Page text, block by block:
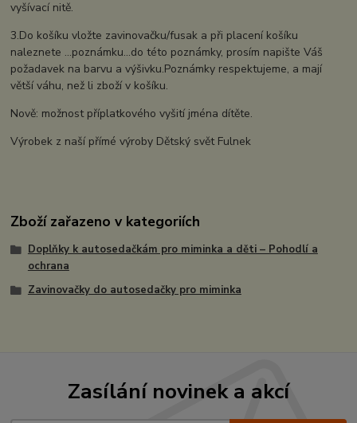
vyšívací nitě.
3.Do košíku vložte zavinovačku/fusak a při placení košíku
naleznete ...poznámku...do této poznámky, prosím napište Váš
požadavek na barvu a výšivku.Poznámky respektujeme, a mají
větší váhu, než li zboží v košíku.
Nově: možnost příplatkového vyšití jména dítěte.
Výrobek z naší přímé výroby Dětský svět Fulnek
Zboží zařazeno v kategoriích
Doplňky k autosedačkám pro miminka a děti – Pohodlí a
ochrana
Zavinovačky do autosedačky pro miminka
Zasílání novinek a akcí